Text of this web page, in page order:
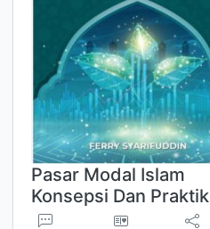
Pasar Modal Islam
Konsepsi Dan Praktik